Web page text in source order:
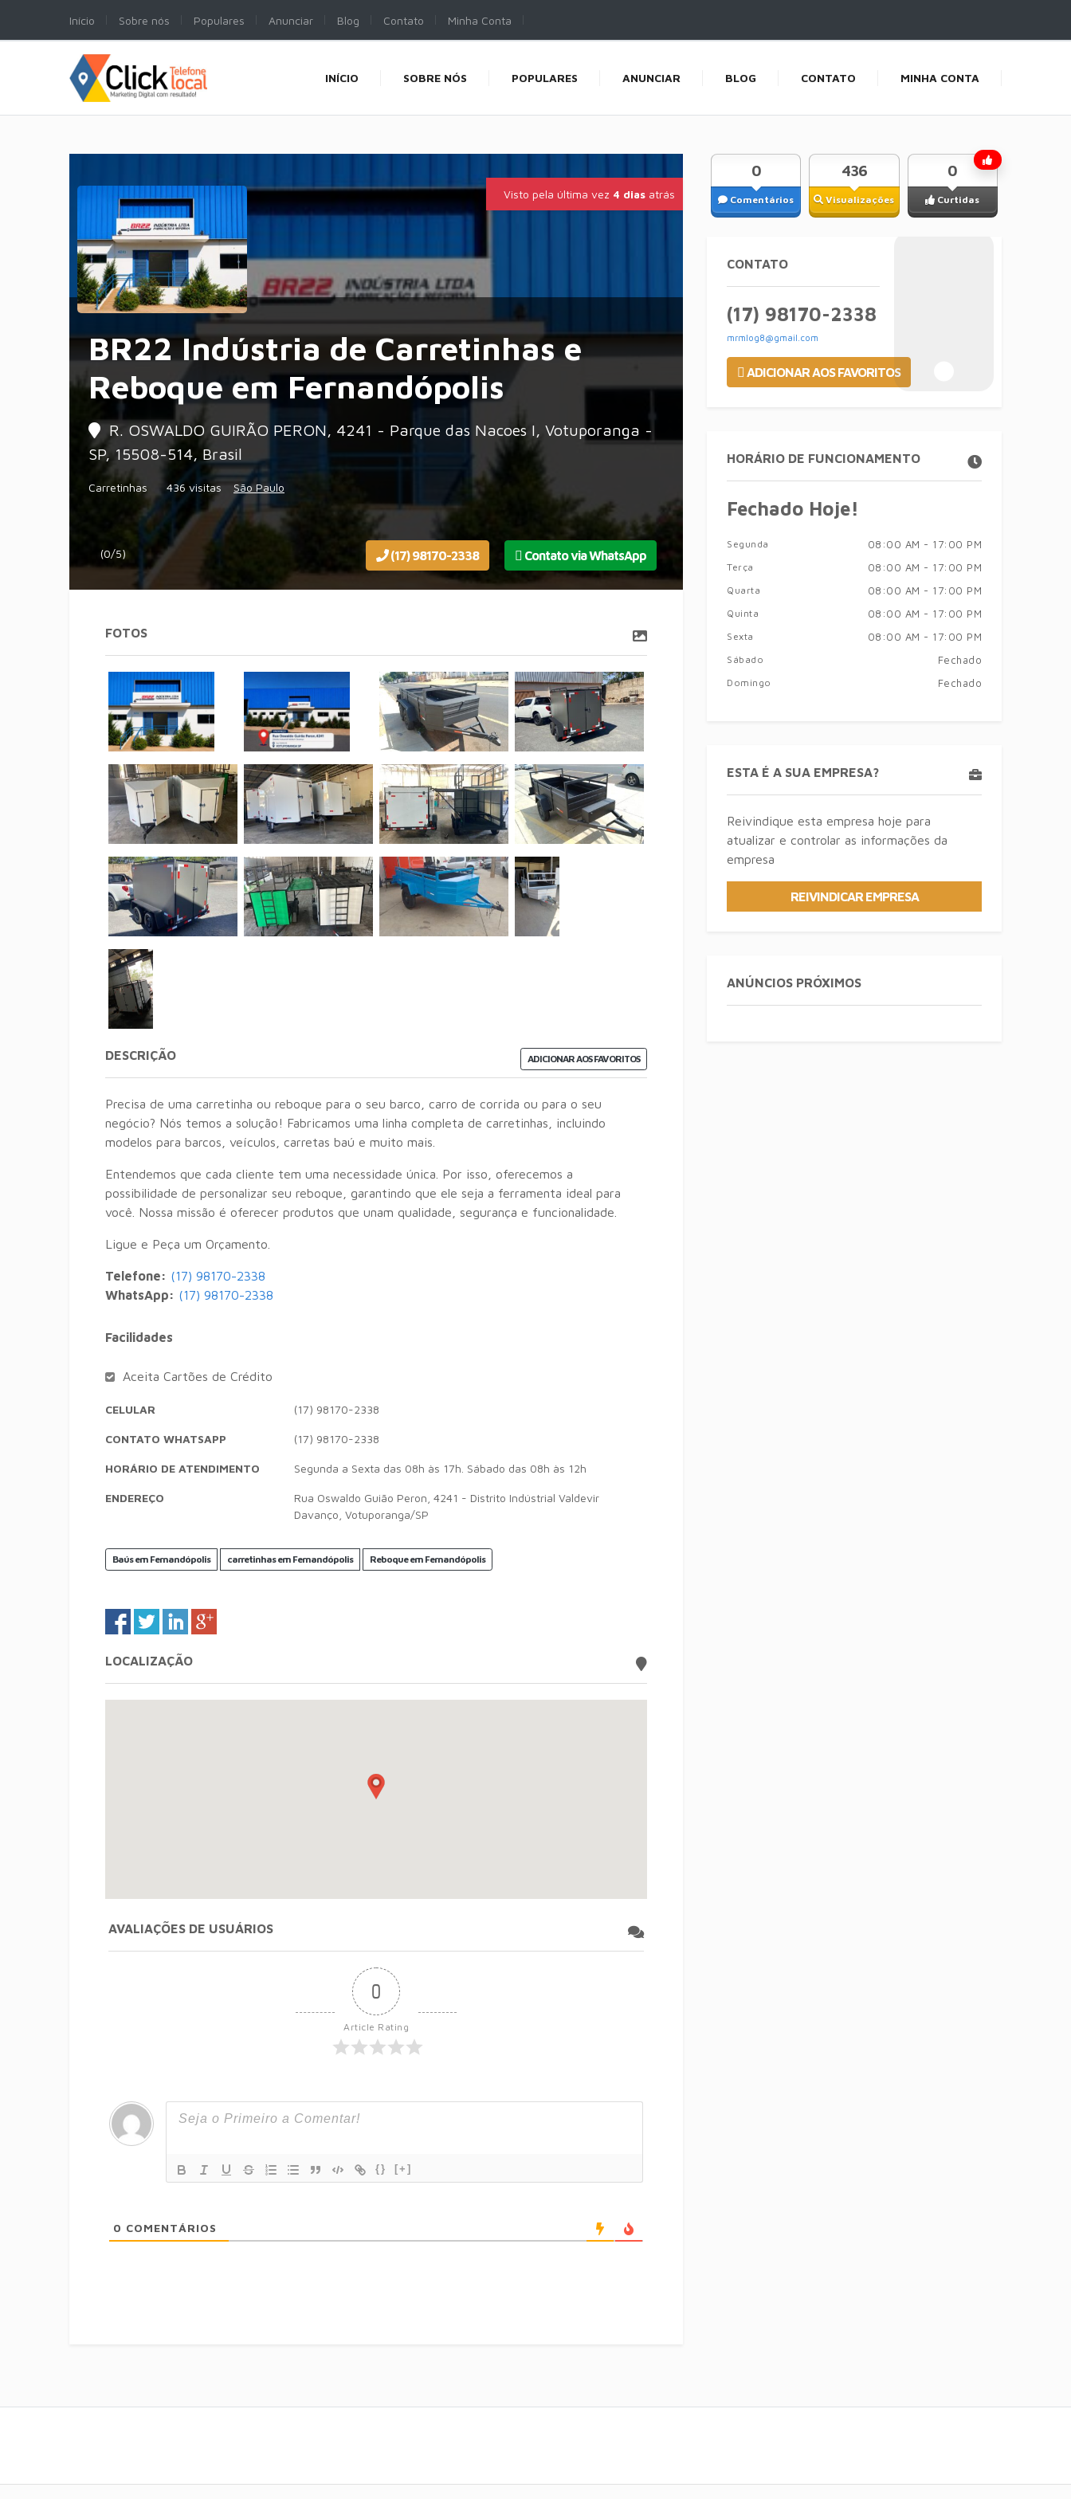
Início Sobre nós Populares Anunciar Blog Contato Minha Conta
INÍCIO SOBRE NÓS POPULARES ANUNCIAR BLOG CONTATO MINHA CONTA
Visto pela última vez 4 dias atrás
BR22 Indústria de Carretinhas e
Reboque em Fernandópolis
R. OSWALDO GUIRÃO PERON, 4241 - Parque das Nacoes I, Votuporanga -
SP, 15508-514, Brasil
Carretinhas 436 visitas São Paulo
(0/5) (17) 98170-2338 Contato via WhatsApp
FOTOS
ADICIONAR AOS FAVORITOS
DESCRIÇÃO
Precisa de uma carretinha ou reboque para o seu barco, carro de corrida ou para o seu
negócio? Nós temos a solução! Fabricamos uma linha completa de carretinhas, incluindo
modelos para barcos, veículos, carretas baú e muito mais.
Entendemos que cada cliente tem uma necessidade única. Por isso, oferecemos a
possibilidade de personalizar seu reboque, garantindo que ele seja a ferramenta ideal para
você. Nossa missão é oferecer produtos que unam qualidade, segurança e funcionalidade.
Ligue e Peça um Orçamento.
Telefone: (17) 98170-2338
WhatsApp: (17) 98170-2338
Facilidades
Aceita Cartões de Crédito
CELULAR (17) 98170-2338
CONTATO WHATSAPP (17) 98170-2338
HORÁRIO DE ATENDIMENTO Segunda a Sexta das 08h às 17h. Sábado das 08h às 12h
ENDEREÇO
Rua Oswaldo Guião Peron, 4241 - Distrito Indústrial Valdevir
Davanço, Votuporanga/SP
Baús em Fernandópolis carretinhas em Fernandópolis Reboque em Fernandópolis
LOCALIZAÇÃO
AVALIAÇÕES DE USUÁRIOS
0
Article Rating
{} [+]
0 COMENTÁRIOS
Comentários
0
Visualizações
436
Curtidas
0
CONTATO
(17) 98170-2338
mrmlog8@gmail.com
ADICIONAR AOS FAVORITOS
HORÁRIO DE FUNCIONAMENTO
Fechado Hoje!
Segunda 08:00 AM - 17:00 PM
Terça 08:00 AM - 17:00 PM
Quarta 08:00 AM - 17:00 PM
Quinta 08:00 AM - 17:00 PM
Sexta 08:00 AM - 17:00 PM
Sábado Fechado
Domingo Fechado
ESTA É A SUA EMPRESA?
Reivindique esta empresa hoje para
atualizar e controlar as informações da
empresa
REIVINDICAR EMPRESA
ANÚNCIOS PRÓXIMOS